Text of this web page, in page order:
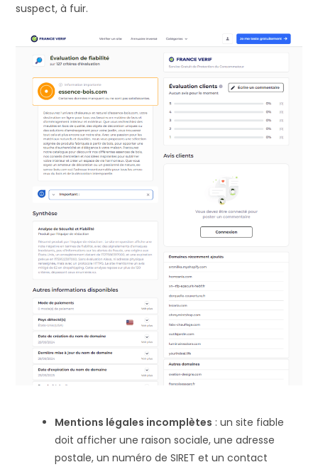
suspect, à fuir.
Mentions légales incomplètes : un site fiable
doit afficher une raison sociale, une adresse
postale, un numéro de SIRET et un contact